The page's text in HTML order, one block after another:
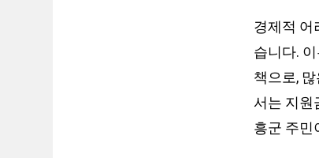
경제적 어
습니다.
책으로,
서는 지원
흥군 주민